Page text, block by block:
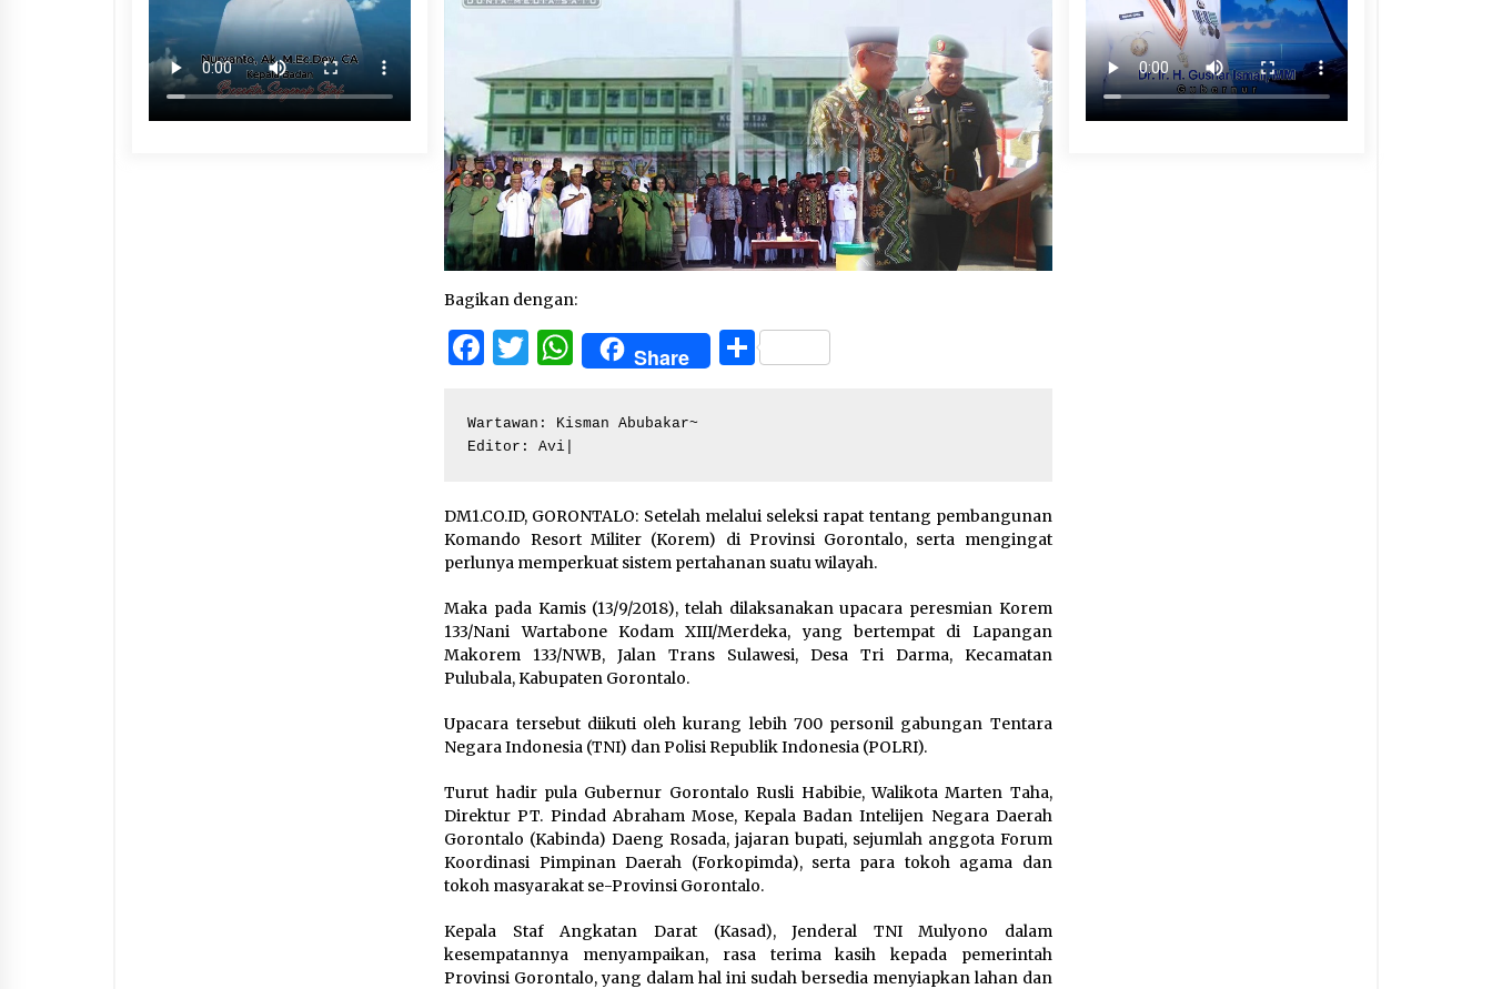
Bagikan dengan:
Facebook
Twitter
WhatsApp
Share Share
Wartawan: Kisman Abubakar~
Editor: Avi|
DM1.CO.ID, GORONTALO: Setelah melalui seleksi rapat tentang pembangunan
Komando Resort Militer (Korem) di Provinsi Gorontalo, serta mengingat
perlunya memperkuat sistem pertahanan suatu wilayah.
Maka pada Kamis (13/9/2018), telah dilaksanakan upacara peresmian Korem
133/Nani Wartabone Kodam XIII/Merdeka, yang bertempat di Lapangan
Makorem 133/NWB, Jalan Trans Sulawesi, Desa Tri Darma, Kecamatan
Pulubala, Kabupaten Gorontalo.
Upacara tersebut diikuti oleh kurang lebih 700 personil gabungan Tentara
Negara Indonesia (TNI) dan Polisi Republik Indonesia (POLRI).
Turut hadir pula Gubernur Gorontalo Rusli Habibie, Walikota Marten Taha,
Direktur PT. Pindad Abraham Mose, Kepala Badan Intelijen Negara Daerah
Gorontalo (Kabinda) Daeng Rosada, jajaran bupati, sejumlah anggota Forum
Koordinasi Pimpinan Daerah (Forkopimda), serta para tokoh agama dan
tokoh masyarakat se-Provinsi Gorontalo.
Kepala Staf Angkatan Darat (Kasad), Jenderal TNI Mulyono dalam
kesempatannya menyampaikan, rasa terima kasih kepada pemerintah
Provinsi Gorontalo, yang dalam hal ini sudah bersedia menyiapkan lahan dan